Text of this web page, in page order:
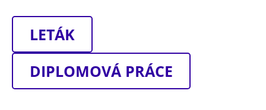
LETÁK
DIPLOMOVÁ PRÁCE